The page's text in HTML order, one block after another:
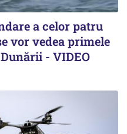
a celor patru
vor vedea primele
- VIDEO